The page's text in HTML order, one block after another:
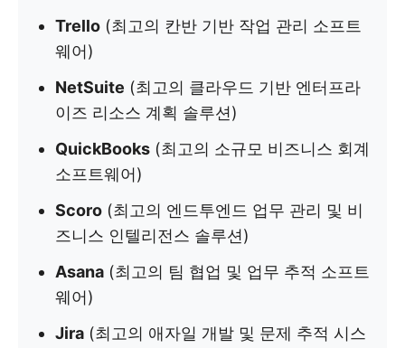
Trello (최고의 칸반 기반 작업 관리 소프트
웨어)
NetSuite (최고의 클라우드 기반 엔터프라
이즈 리소스 계획 솔루션)
QuickBooks (최고의 소규모 비즈니스 회계
소프트웨어)
Scoro (최고의 엔드투엔드 업무 관리 및 비
즈니스 인텔리전스 솔루션)
Asana (최고의 팀 협업 및 업무 추적 소프트
웨어)
Jira (최고의 애자일 개발 및 문제 추적 시스